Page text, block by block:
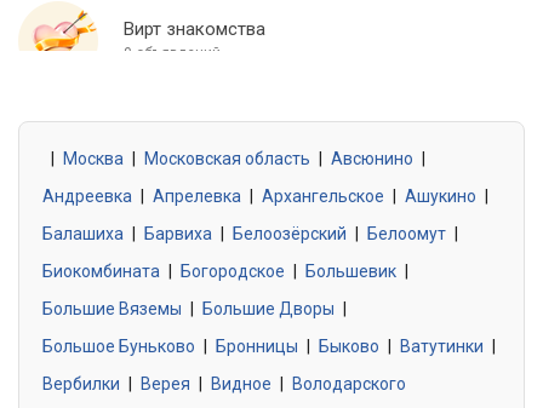
Вирт знакомства
0 объявлений
0 объявлений
Знакомства без обязательств
0 объявлений
Москва Московская область Авсюнино
Андреевка
Апрелевка Архангельское Ашукино
Балашиха
Барвиха Белоозёрский Белоомут
Биокомбината
Богородское Большевик
Большие Вяземы
Большие Дворы
Большое Буньково
Бронницы Быково Ватутинки
Вербилки
Верея Видное Володарского